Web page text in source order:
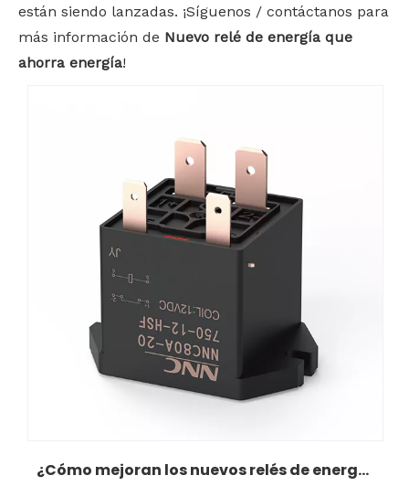
están siendo lanzadas. ¡Síguenos / contáctanos para
más información de Nuevo relé de energía que
ahorra energía!
¿Cómo mejoran los nuevos relés de energía el rendimiento de los vehículos eléctricos?